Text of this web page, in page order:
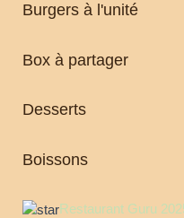
Burgers à l'unité
Box à partager
Desserts
Boissons
Restaurant Guru